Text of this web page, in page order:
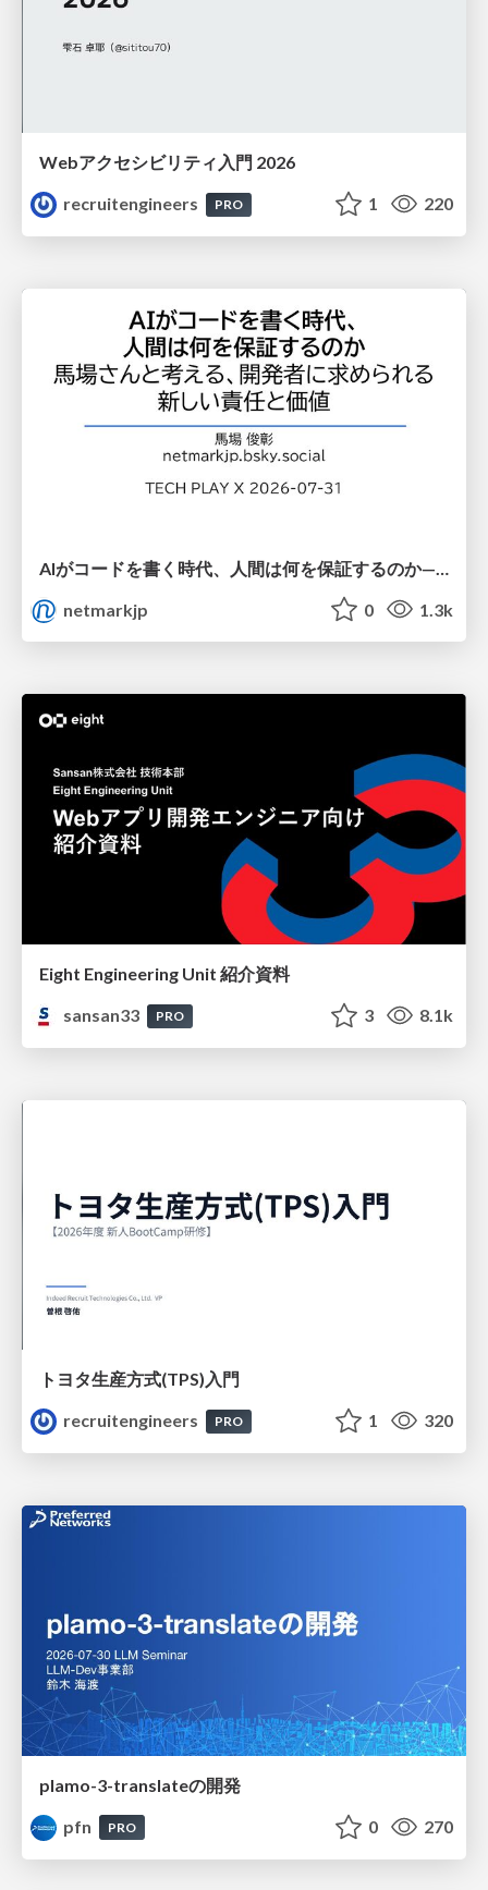
Webアクセシビリティ入門 2026
recruitengineers
PRO 1 220
netmarkjp
0 1.3k
Eight Engineering Unit 紹介資料
sansan33
PRO 3 8.1k
トヨタ⽣産⽅式(TPS)⼊⾨
recruitengineers
PRO 1 320
plamo-3-translateの開発
pfn
PRO 0 270